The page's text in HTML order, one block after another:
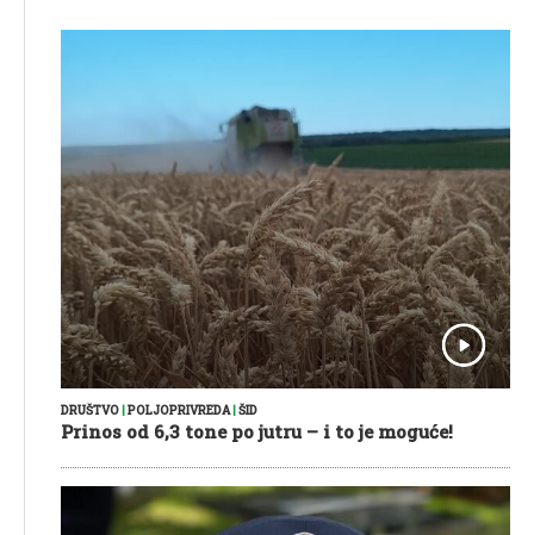
DRUŠTVO POLJOPRIVREDA| ŠID
Prinos od 6,3 tone po jutru – i to je moguće!